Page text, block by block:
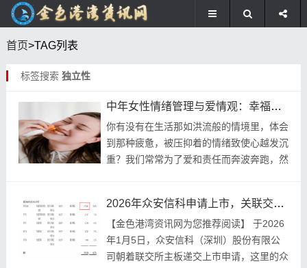
首页>TAG列表
标签搜索 独立性
中年女性情绪管理与爱情观：幸福后福的关键
你有没有在生活那如洪流般的情境里，体会
到那种疲惫，被压抑着的情绪致使心越发沉
重？我们常常为了爱和责任而奔波奔跑，然
如同于风...
2026年众安信科申请上市，关联交易异常，独立性存疑
【金色港湾资讯网为您推荐阅读】 于2026
年1月5日，众安信科（深圳）股份有限公
司朝着联交所主板递交上市申请，这里的众